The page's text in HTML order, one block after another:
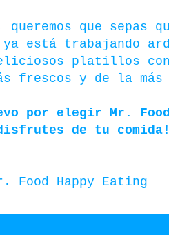
que sepas
está trabajando
platillos
frescos y de la
por elegir Mr.
disfrutes de tu comida!
Food Happy Eating